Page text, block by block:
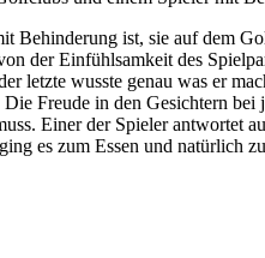
Behinderung ist, sie auf dem
der Einfühlsamkeit des
letzte wusste genau was er
Freude in den Gesichtern
Einer der Spieler antwortet
es zum Essen und natürlich